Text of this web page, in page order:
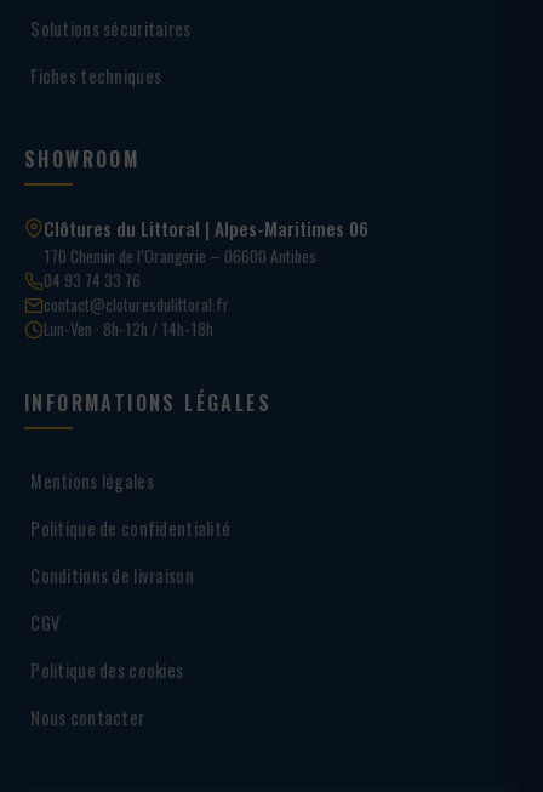
Solutions sécuritaires
Fiches techniques
SHOWROOM
Clôtures du Littoral | Alpes-Maritimes 06
170 Chemin de l’Orangerie – 06600 Antibes
04 93 74 33 76
contact@cloturesdulittoral.fr
Lun-Ven · 8h-12h / 14h-18h
INFORMATIONS LÉGALES
Mentions légales
Politique de confidentialité
Conditions de livraison
CGV
Politique des cookies
Nous contacter